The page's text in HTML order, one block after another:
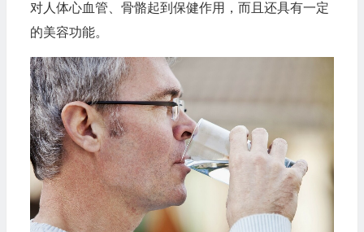
对人体心血管、骨骼起到保健作用，而且还具有一定
的美容功能。